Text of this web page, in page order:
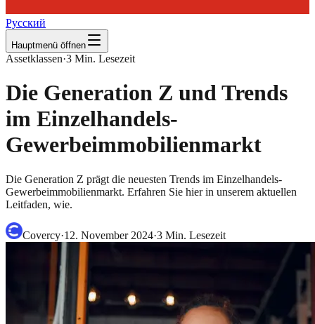
Русский
Hauptmenü öffnen
Assetklassen·3 Min. Lesezeit
Die Generation Z und Trends
im Einzelhandels-
Gewerbeimmobilienmarkt
Die Generation Z prägt die neuesten Trends im Einzelhandels-
Gewerbeimmobilienmarkt. Erfahren Sie hier in unserem aktuellen
Leitfaden, wie.
Covercy·12. November 2024·3 Min. Lesezeit